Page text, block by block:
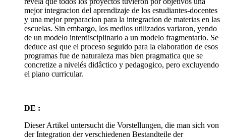
mejor integracion del aprendizaje de los estudiantes-docentes
y una mejor preparacion para la integracion de materias en las
escuelas. Sin embargo, los medios utilizados variaron, yendo
de un modelo interdisciplinario a un modelo fragmentario. Se
deduce asi que el proceso seguido para la elaboration de esos
programas fue de naturaleza mas bien pragmatica que se
concretize a nivelés didâctico y pedagogico, pero excluyendo
el piano curricular.
DE :
Dieser Artikel untersucht die Vorstellungen, die man sich von
der Integration der verschiedenen Bestandteile der